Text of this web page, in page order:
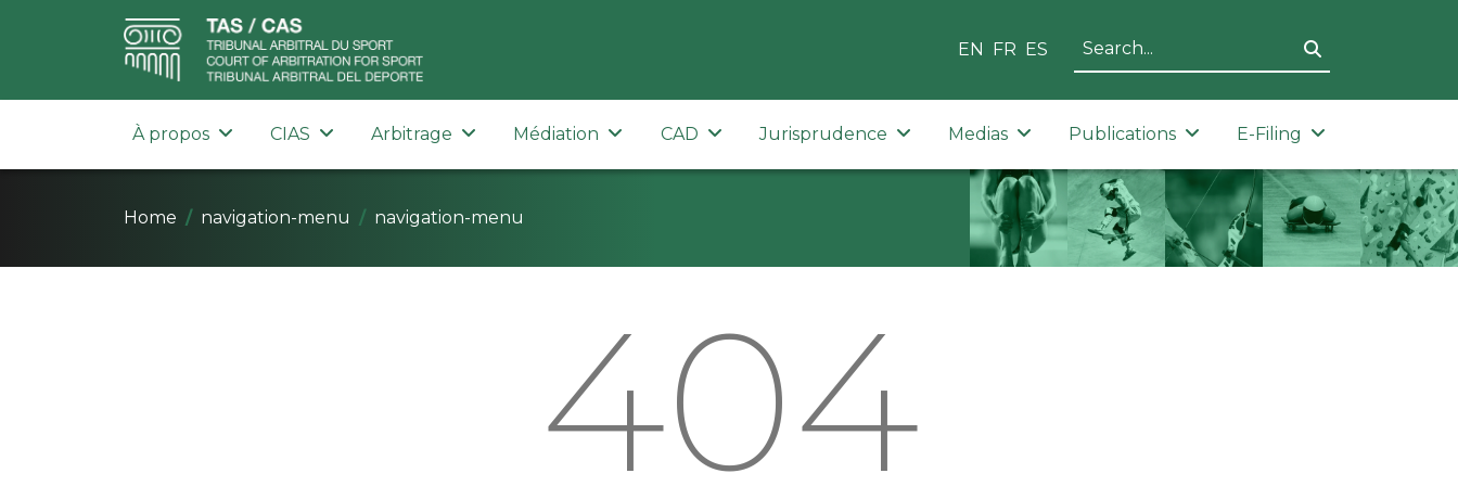
EN FR ES
À propos CIAS Arbitrage Médiation CAD Jurisprudence Medias Publications E-Filing
Home navigation-menu navigation-menu
404